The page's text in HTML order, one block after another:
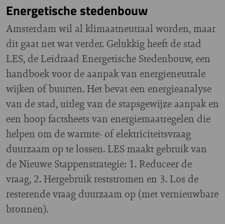
Energetische stedenbouw
Amsterdam wil al klimaatneutraal worden, maar
dit gaat net wat verder. Gelukkig heeft de stad
LES, de Leidraad Energetische Stedenbouw, een
handboek voor de aanpak van energieneutrale
wijken of buurten. Het bevat een energieanalyse
van de stad, uitleg van de stapsgewijze aanpak en
een hoop factsheets van energiemaatregelen die
helpen om de warmte- of elektriciteitsvraag
duurzaam op te lossen. LES maakt gebruik van
de Nieuwe Stappenstrategie: 1. Reduceer de
vraag, 2. Hergebruik reststromen en 3. Los de
resterende vraag duurzaam op (met vernieuwbare
bronnen).